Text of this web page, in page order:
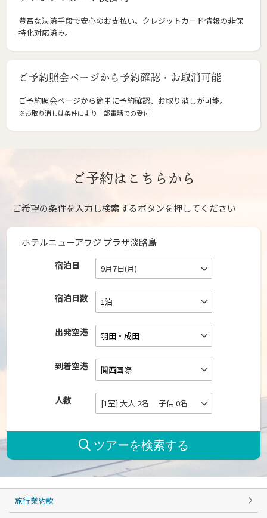
豊富な決済手段で安心のお支払い。クレジットカード情報の非保
持化対応済み。
ご予約照会ページから予約確認・お取消可能
ご予約照会ページから簡単に予約確認、お取り消しが可能。
※お取り消しは条件により一部電話での受付
ご予約はこちらから
ご希望の条件を入力し検索するボタンを押してください
ホテルニューアワジ プラザ淡路島
宿泊日 9月7日(月)
宿泊日数
出発空港
到着空港
人数 [1室] 大人 2名 子供 0名
旅行業約款